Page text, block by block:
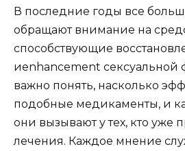
В последние годы все
обращают внимание на
способствующие
иenhancement сексуальной
важно понять, насколько
подобные медикаменты, и
они вызывают у тех, кто уже
лечения. Каждое мнение